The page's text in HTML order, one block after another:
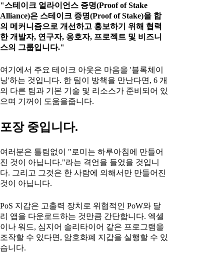
"스테이크 얼라이언스 증명(Proof of Stake
Alliance)은 스테이크 증명(Proof of Stake)을 합
의 메커니즘으로 개선하고 홍보하기 위해 협력
한 개발자, 연구자, 옹호자, 프로젝트 및 비즈니
스의 그룹입니다."
여기에서 주요 테이크 아웃은 마음을 '블록체이
닝'하는 것입니다. 한 팀이 방책을 만난다면, 6 개
의 다른 팀과 기본 기술 및 리소스가 준비되어 있
으며 기꺼이 도움을줍니다.
포장 중입니다.
여러분은 틀림없이 "로미는 하루아침에 만들어
진 것이 아닙니다."라는 격언을 들었을 것입니
다. 그리고 그것은 한 사람에 의해서만 만들어진
것이 아닙니다.
PoS 지갑은 고출력 장치로 위협적인 PoW와 달
리 앱을 다운로드하는 것만큼 간단합니다. 엑셀
이나 워드, 심지어 솔리타이어 같은 프로그램을
조작할 수 있다면, 암호화폐 지갑을 실행할 수 있
습니다.